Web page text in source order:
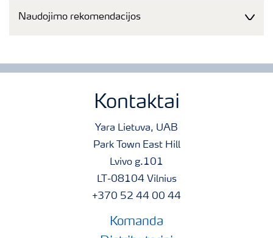
Naudojimo rekomendacijos
Kontaktai
Yara Lietuva, UAB
Park Town East Hill
Lvivo g.101
LT-08104 Vilnius
+370 52 44 00 44
Komanda